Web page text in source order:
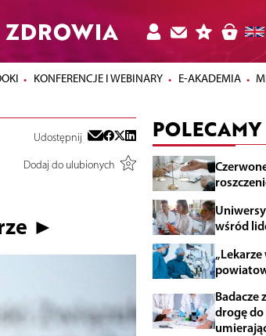
ZDROWIA
KONFERENCJE I WEBINARY E-AKADEMIA
Udostępnij
Dodaj do ulubionych
►
POLECAMY
wśród
Badacze
drogę